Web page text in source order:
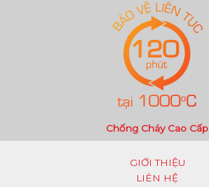
Chống Cháy Cao Cấp
GIỚI THIỆU
LIÊN HỆ